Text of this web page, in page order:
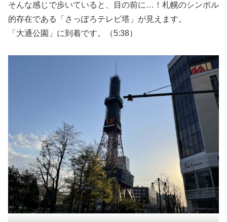
そんな感じで歩いていると、目の前に…！札幌のシンボル
的存在である「さっぽろテレビ塔」が見えます。
「大通公園」に到着です。（5:38）